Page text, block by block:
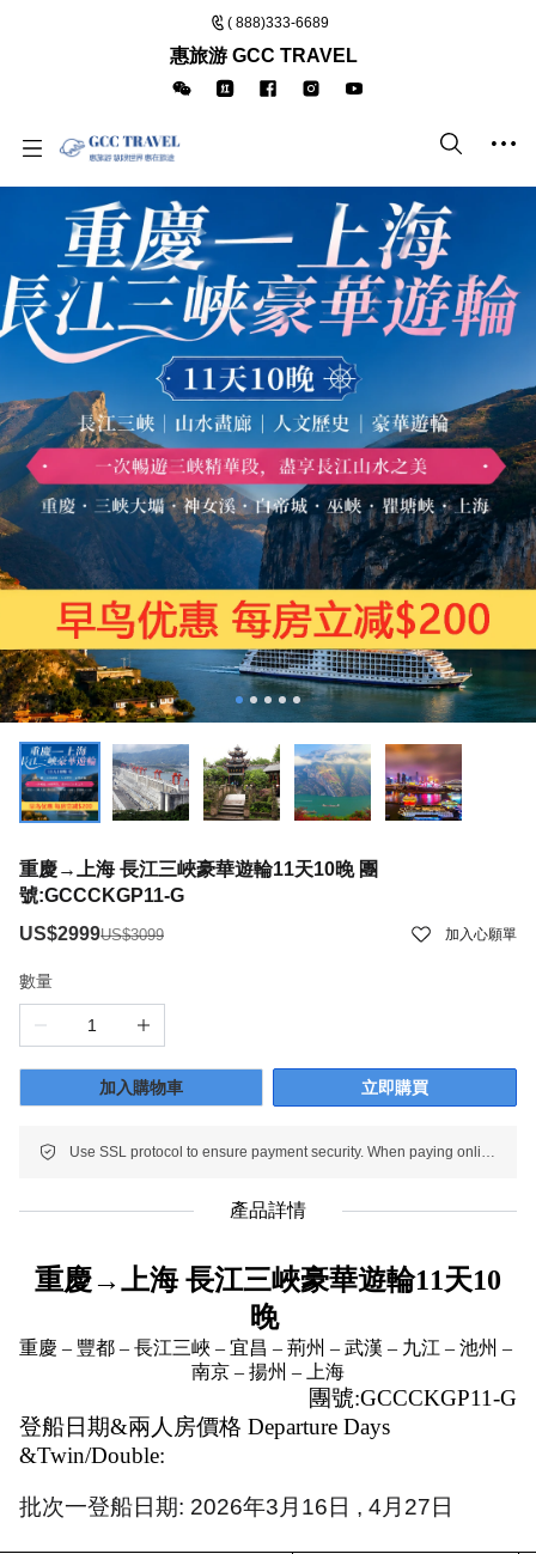
( 888)333-6689
惠旅游 GCC TRAVEL
重慶→上海 長江三峽豪華遊輪11天10晚 團
號:GCCCKGP11-G
US$2999US$3099 加入心願單
數量
加入購物車 立即購買
Use SSL protocol to ensure payment security. When paying online, your payment information is protected.
產品詳情
重慶→上海 長江三峽豪華遊輪11天10
晚
重慶 – 豐都 – 長江三峽 – 宜昌 – 荊州 – 武漢 – 九江 – 池州 –
南京 – 揚州 – 上海
團號:GCCCKGP11-G
登船日期&兩人房價格 Departure Days
&Twin/Double:
批次一登船日期: 2026年3 月 16 日 , 4 月 27 日